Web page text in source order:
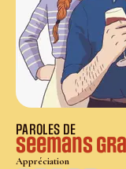
PAROLES DE
Seemans
Appréciation